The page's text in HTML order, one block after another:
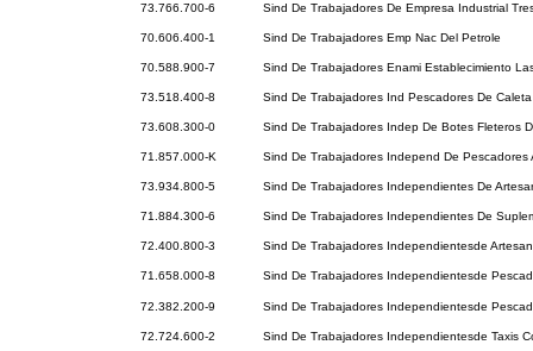
73.766.700-6 Sind De Trabajadores De Empresa Industrial
70.606.400-1 Sind De Trabajadores Emp Nac Del Petrole
70.588.900-7 Sind De Trabajadores Enami Establecimiento
73.518.400-8 Sind De Trabajadores Ind Pescadores De
73.608.300-0 Sind De Trabajadores Indep De Botes Fleteros
71.857.000-K Sind De Trabajadores Independ De Pescadores
73.934.800-5 Sind De Trabajadores Independientes De
71.884.300-6 Sind De Trabajadores Independientes De
72.400.800-3 Sind De Trabajadores Independientesde
71.658.000-8 Sind De Trabajadores Independientesde
72.382.200-9 Sind De Trabajadores Independientesde
72.724.600-2 Sind De Trabajadores Independientesde Taxis